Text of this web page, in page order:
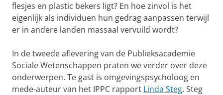
flesjes en plastic bekers ligt? En hoe zinvol is het
eigenlijk als individuen hun gedrag aanpassen terwijl
er in andere landen massaal vervuild wordt?
In de tweede aflevering van de Publieksacademie
Sociale Wetenschappen praten we verder over deze
onderwerpen. Te gast is omgevingspsycholoog en
mede-auteur van het IPPC rapport Linda Steg. Steg